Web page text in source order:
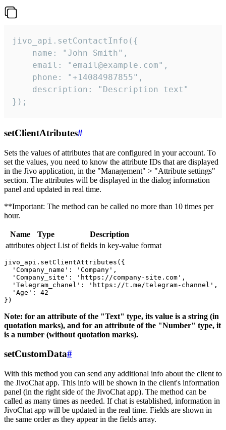
jivo_api.setContactInfo({
    name: "John Smith",
    email: "email@example.com",
    phone: "+14084987855",
    description: "Description text"
});
setClientAtributes#
Sets the values ​​of attributes that are configured in your account. To
set the values, you need to know the attribute IDs that are displayed
in the Jivo application, in the "Management" > "Attribute settings"
section. The attributes will be displayed in the dialog information
panel and updated in real time.
**Important: The method can be called no more than 10 times per
hour.
Name Type
Description
attributes object List of fields in key-value format
jivo_api.setClientAttributes({
  'Company_name': 'Company',
  'Company_site': 'https://company-site.com',
  'Telegram_chanel': 'https://t.me/telegram-channel',
  'Age': 42
Note: for an attribute of the "Text" type, its value is a string (in
quotation marks), and for an attribute of the "Number" type, it
is a number (without quotation marks).
setCustomData#
With this method you can send any additional info about the client to
the JivoChat app. This info will be shown in the client's information
panel (in the right side of the JivoChat app). The method can be
called as many times as needed. If chat is established, information in
JivoChat app will be updated in the real time. Fields are shown in
the same order as they appear in the fields array.